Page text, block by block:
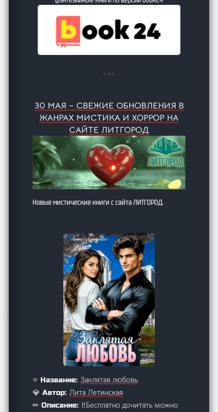
30 МАЯ – СВЕЖИЕ ОБНОВЛЕНИЯ В
ЖАНРАХ МИСТИКА И ХОРРОР НА
САЙТЕ ЛИТГОРОД
Новые мистические книги с сайта ЛИТГОРОД.
⭐ Название:Заклятая любовь
💎 Автор:Лита Летинская
✏ Описание: ‼️Бесплатно дочитать можно